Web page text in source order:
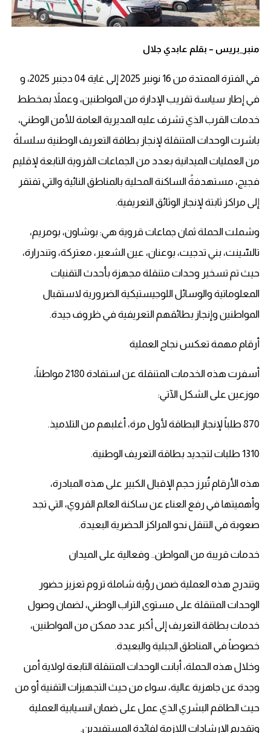
منبر_بريس – بقلم عابدي جلال
في الفترة الممتدة من 16 نونبر 2025 إلى غاية 04 دجنبر 2025، و
في إطار سياسة تقريب الإدارة من المواطنين، وعملاً بمخطط
خدمات القرب الذي تشرف عليه المديرية العامة للأمن الوطني،
باشرت الوحدات المتنقلة لإنجاز بطاقة التعريف الوطنية سلسلةً
من العمليات الميدانية بعدد من الجماعات القروية التابعة لإقليم
فجيج، مستهدفةً الساكنة المحلية بالمناطق النائية والتي تفتقر
إلى مراكز ثابتة لإنجاز الوثائق التعريفية.
وشملت الحملة ثمان جماعات قروية هي: بوشاون، بومريم،
تالسّينت، بني تدجيت، بوعنان، عين الشعير، معتركة، وتندرارة،
حيث تم تسخير وحدات متنقلة مجهزة بأحدث التقنيات
المعلوماتية والوسائل اللوجيستيكية الضرورية لاستقبال
المواطنين وإنجاز بطائقهم التعريفية في ظروف جيدة.
أرقام مهمة تعكس نجاح العملية
أسفرت هذه الخدمات المتنقلة عن استفادة 2180 مواطناً،
موزعين على الشكل الآتي:
870 طلباً لإنجاز البطاقة لأول مرة، أغلبهم من التلاميذ.
1310 طلبات لتجديد بطاقة التعريف الوطنية.
هذه الأرقام تُبرز حجم الإقبال الكبير على هذه المبادرة،
وأهميتها في رفع العناء عن ساكنة العالم القروي، التي تجد
صعوبة في التنقل نحو المراكز الحضرية البعيدة.
خدمات قريبة من المواطن.. وفعالية على الميدان
وتندرج هذه العملية ضمن رؤية شاملة تروم تعزيز حضور
الوحدات المتنقلة على مستوى التراب الوطني، لضمان وصول
خدمات بطاقة التعريف إلى أكبر عدد ممكن من المواطنين،
خصوصاً في المناطق الجبلية والبعيدة.
وخلال هذه الحملة، أبانت الوحدات المتنقلة التابعة لولاية أمن
وجدة عن جاهزية عالية، سواء من حيث التجهيزات التقنية أو من
حيث الطاقم البشري الذي عمل على ضمان انسيابية العملية
وتقديم الإرشادات اللازمة لفائدة المستفيدين.